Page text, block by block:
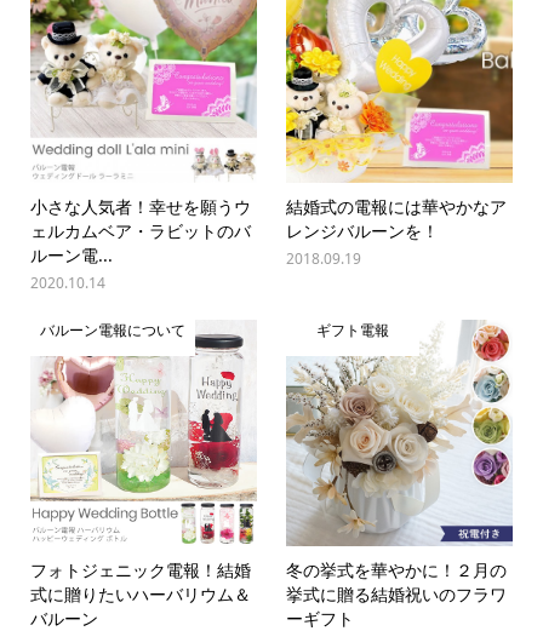
小さな人気者！幸せを願うウ
ェルカムベア・ラビットのバ
ルーン電...
2020.10.14
結婚式の電報には華やかなア
レンジバルーンを！
2018.09.19
バルーン電報について
フォトジェニック電報！結婚
式に贈りたいハーバリウム＆
バルーン
ギフト電報
冬の挙式を華やかに！２月の
挙式に贈る結婚祝いのフラワ
ーギフト